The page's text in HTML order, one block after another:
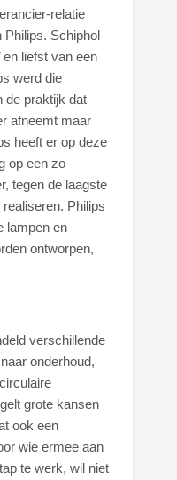
relatie
Philips. Schiphol
en liefst van een
werd die
de praktijk dat
afneemt maar
heeft er op deze
op een zo
tegen de laagste
Philips
lampen en
ontworpen,
verschillende
onderhoud,
grote kansen
ook een
wie ermee aan
te werk, wil niet